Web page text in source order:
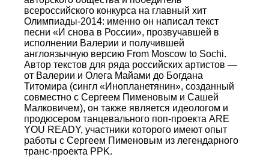
всероссийского конкурса на главный хит
Олимпиады-2014: именно он написал текст
песни «И снова в России», прозвучавшей в
исполнении Валерии и получившей
англоязычную версию From Moscow to Sochi.
Автор текстов для ряда российских артистов —
от Валерии и Олега Майами до Богдана
Титомира (сингл «Инопланетянин», созданный
совместно с Сергеем Пименовым и Сашей
Малковичем), он также является идеологом и
продюсером танцевального поп-проекта ARE
YOU READY, участники которого имеют опыт
работы с Сергеем Пименовым из легендарного
транс-проекта PPK.